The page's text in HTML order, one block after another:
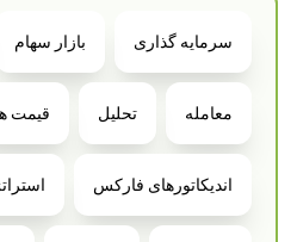
سرمایه گذاری بازار سهام
معامله تحلیل قیمت
اندیکاتورهای فارکس